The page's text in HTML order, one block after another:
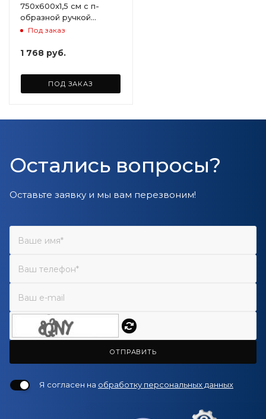
750x600x1,5 см с п-
образной ручкой
ARD128145
Под заказ
1 768 руб.
ПОД ЗАКАЗ
Остались вопросы?
Оставьте заявку и мы вам перезвоним!
ОТПРАВИТЬ
Я согласен на обработку персональных данных